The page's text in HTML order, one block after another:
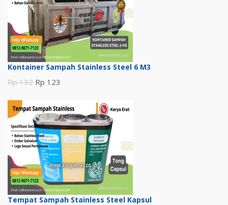
Rp 123.
Kontainer Sampah Stainless Steel 6 M3
Rp132 Harga
adalah:
Rp 132.
Rp 123
ini
adalah:
Rp 123.
Tempat Sampah Stainless Steel Kapsul